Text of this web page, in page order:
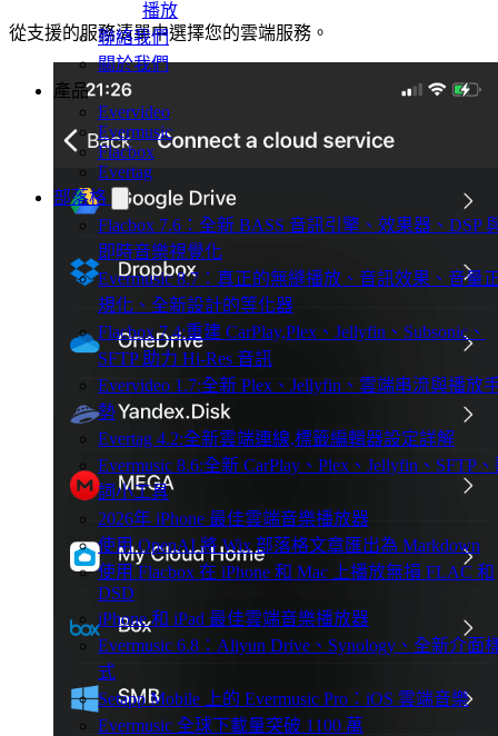
播放
聯絡我們
關於我們
產品
Evervideo
Evermusic
Flacbox
Evertag
部落格
Flacbox 7.6：全新 BASS 音訊引擎、效果器、DSP
即時音樂視覺化
Evermusic 8.7：真正的無縫播放、音訊效果、音量
規化、全新設計的等化器
Flacbox 7.4:重建 CarPlay,Plex、Jellyfin、Subsonic、
SFTP 助力 Hi-Res 音訊
Evervideo 1.7:全新 Plex、Jellyfin、雲端串流與播放
勢
Evertag 4.2:全新雲端連線,標籤編輯器設定詳解
Evermusic 8.6:全新 CarPlay、Plex、Jellyfin、SFTP
詞小工具
2026年 iPhone 最佳雲端音樂播放器
使用 OpenAI 將 Wix 部落格文章匯出為 Markdown
使用 Flacbox 在 iPhone 和 Mac 上播放無損 FLAC 和
DSD
iPhone 和 iPad 最佳雲端音樂播放器
Evermusic 6.8：Aliyun Drive、Synology、全新介面
式
Setapp Mobile 上的 Evermusic Pro：iOS 雲端音樂
Evermusic 全球下載量突破 1100 萬
從支援的服務清單中選擇您的雲端服務。